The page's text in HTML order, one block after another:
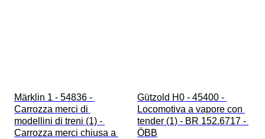
Märklin 1 - 54836 -
Carrozza merci di
modellini di treni (1) -
Carrozza merci chiusa a
Gützold H0 - 45400 -
Locomotiva a vapore con
tender (1) - BR 152.6717 -
ÖBB